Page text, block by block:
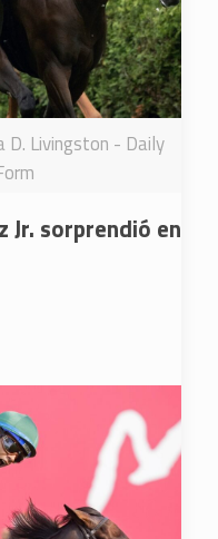
Livingston - Daily
Jr. sorprendió en